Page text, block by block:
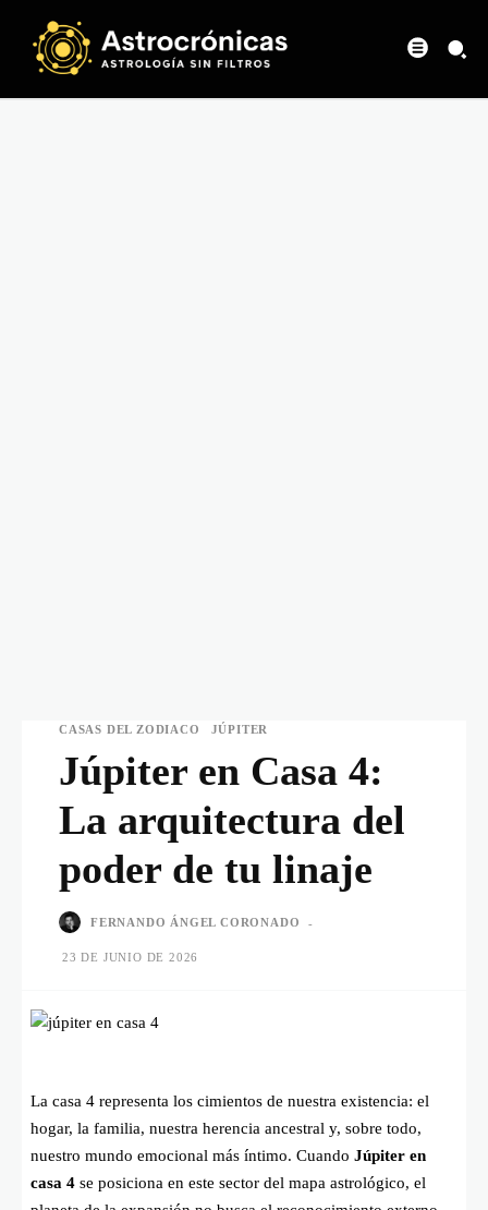
CASAS DEL ZODIACO JÚPITER
Júpiter en Casa 4:
La arquitectura del
poder de tu linaje
FERNANDO ÁNGEL CORONADO -
23 DE JUNIO DE 2026
La casa 4 representa los cimientos de nuestra existencia: el
hogar, la familia, nuestra herencia ancestral y, sobre todo,
nuestro mundo emocional más íntimo. Cuando Júpiter en
casa 4 se posiciona en este sector del mapa astrológico, el